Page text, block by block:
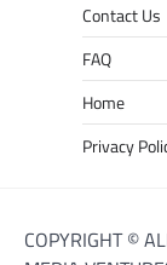
Contact Us
FAQ
Home
Privacy
COPYRIGHT ©